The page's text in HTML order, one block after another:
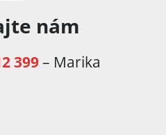
nám
399– Marika